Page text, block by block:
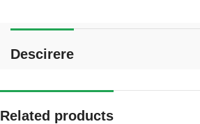
Descirere
Related products